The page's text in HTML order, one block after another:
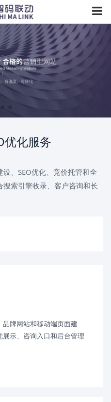
优化服务
、SEO优化、竞价托管和全
索引擎收录、客户咨询和长
牌网站和移动端页面建
示、咨询入口和后台管理